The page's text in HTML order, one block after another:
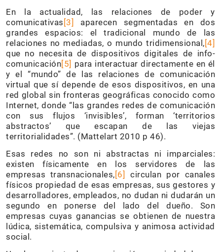
En la actualidad, las relaciones de poder y
comunicativas [3]
aparecen segmentadas en dos
grandes espacios: el tradicional mundo de las
relaciones no mediadas, o mundo tridimensional,[4]
que no necesita de dispositivos digitales de info-
comunicación[5] para interactuar directamente en él
y el “mundo” de las relaciones de comunicación
virtual que sí depende de esos dispositivos, en una
red global sin fronteras geográficas conocido como
Internet, donde “las grandes redes de comunicación
con sus flujos ‘invisibles’, forman ‘territorios
abstractos’ que escapan de las viejas
territorialidades”. (Mattelart 2010 p 46).
Esas redes no son ni abstractas ni imparciales:
existen físicamente en los servidores de las
empresas transnacionales,[6]
circulan por canales
físicos propiedad de esas empresas, sus gestores y
desarrolladores, empleados, no dudan ni dudarán un
segundo en ponerse del lado del dueño. Son
empresas cuyas ganancias se obtienen de nuestra
lúdica, sistemática, compulsiva y animosa actividad
social.